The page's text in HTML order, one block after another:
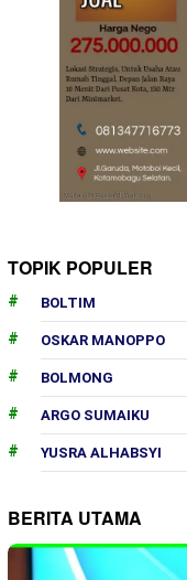
TOPIK POPULER
BOLTIM
OSKAR MANOPPO
BOLMONG
ARGO SUMAIKU
YUSRA ALHABSYI
BERITA UTAMA